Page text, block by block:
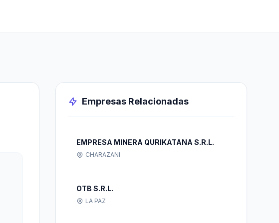
Empresas Relacionadas
EMPRESA MINERA QURIKATANA S.R.L.
CHARAZANI
OTB S.R.L.
LA PAZ